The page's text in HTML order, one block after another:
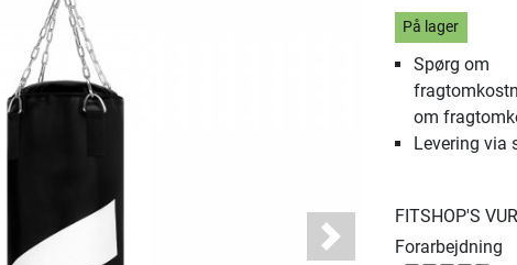
Next
På lager
Spørg om
om
Levering via
FITSHOP'S
Forarbejdning